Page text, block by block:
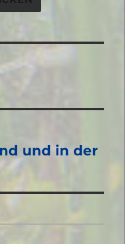
und in der